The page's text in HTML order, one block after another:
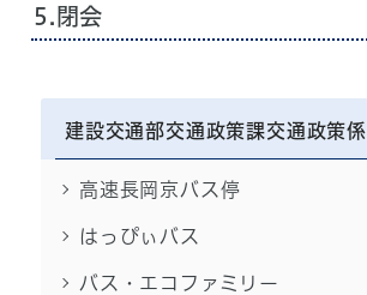
5.閉会
建設交通部交通政策課交通政策係
高速長岡京バス停
はっぴぃバス
バス・エコファミリー